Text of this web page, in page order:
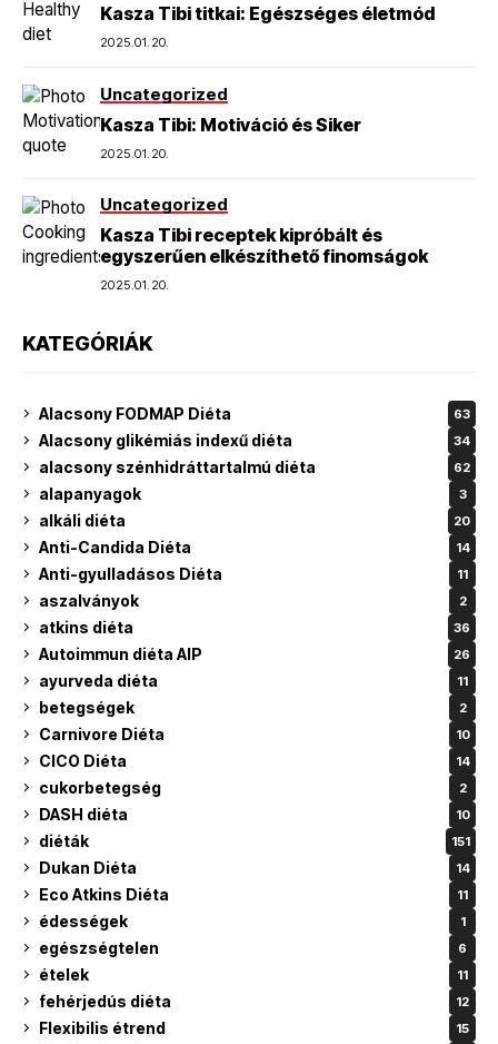
Kasza Tibi titkai: Egészséges életmód
2025.01.20.
Uncategorized
Kasza Tibi: Motiváció és Siker
2025.01.20.
Uncategorized
Kasza Tibi receptek kipróbált és
egyszerűen elkészíthető finomságok
2025.01.20.
KATEGÓRIÁK
Alacsony FODMAP Diéta 63
Alacsony glikémiás indexű diéta 34
alacsony szénhidráttartalmú diéta 62
alapanyagok 3
alkáli diéta 20
Anti-Candida Diéta 14
Anti-gyulladásos Diéta 11
aszalványok 2
atkins diéta 36
Autoimmun diéta AIP 26
ayurveda diéta 11
betegségek 2
Carnivore Diéta 10
CICO Diéta 14
cukorbetegség 2
DASH diéta 10
diéták 151
Dukan Diéta 14
Eco Atkins Diéta 11
édességek 1
egészségtelen 6
ételek 11
fehérjedús diéta 12
Flexibilis étrend 15